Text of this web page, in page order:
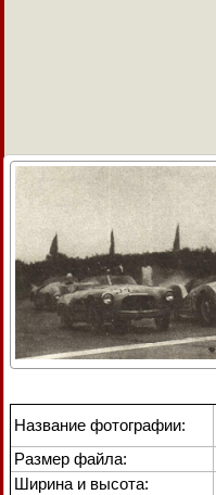
Название фотографии:
Размер файла:
Ширина и высота: